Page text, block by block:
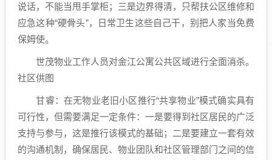
说话，不能当甩手掌柜；三是边界得清，只帮扶公区维修和
应急这种“硬骨头”，日常卫生这些自己干，别把人家当免费
保姆使。
世茂物业工作人员对金江公寓公共区域进行全面消杀。
社区供图
甘睿：在无物业老旧小区推行“共享物业”模式确实具有
可行性，但需要满足一定条件：一是要得到社区居民的广泛
支持与参与，这是推行该模式的基础；二是要建立一套有效
的沟通机制，确保居民、物业团队和社区管理部门之间的信